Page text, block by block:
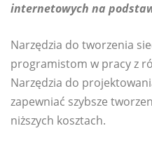
internetowych na
Narzędzia do tworzenia
programistom w pracy z
Narzędzia do
zapewniać szybsze
niższych kosztach.